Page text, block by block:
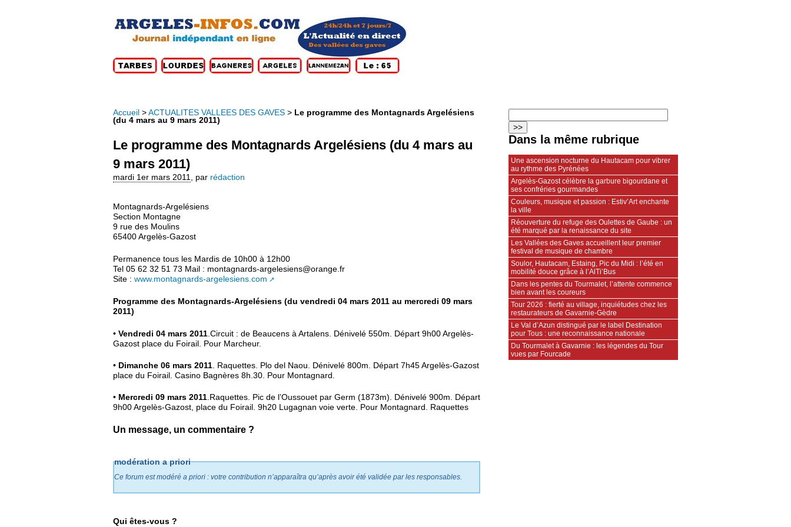
Accueil > ACTUALITES VALLEES DES GAVES > Le programme des Montagnards Argelésiens
(du 4 mars au 9 mars 2011)
Le programme des Montagnards Argelésiens (du 4 mars au
9 mars 2011)
mardi 1er mars 2011 par rédaction
Montagnards-Argelésiens
Section Montagne
9 rue des Moulins
65400 Argelès-Gazost
Permanence tous les Mardis de 10h00 à 12h00
Tel 05 62 32 51 73 Mail : montagnards-argelesiens@orange.fr
Site : www.montagnards-argelesiens.com
Programme des Montagnards-Argelésiens (du vendredi 04 mars 2011 au mercredi 09 mars
2011)
• Vendredi 04 mars 2011 .Circuit : de Beaucens à Artalens. Dénivelé 550m. Départ 9h00 Argelès-
Gazost place du Foirail. Pour Marcheur.
• Dimanche 06 mars 2011 . Raquettes. Plo del Naou. Dénivelé 800m. Départ 7h45 Argelès-Gazost
place du Foirail. Casino Bagnères 8h.30. Pour Montagnard.
• Mercredi 09 mars 2011.Raquettes. Pic de l’Oussouet par Germ (1873m). Dénivelé 900m. Départ
9h00 Argelès-Gazost, place du Foirail. 9h20 Lugagnan voie verte. Pour Montagnard. Raquettes
Un message, un commentaire ?
modération a priori
Ce forum est modéré a priori : votre contribution n’apparaîtra qu’après avoir été validée par les responsables.
Qui êtes-vous ?
Dans la même rubrique
Une ascension nocturne du Hautacam pour vibrer
au rythme des Pyrénées
Argelès-Gazost célèbre la garbure bigourdane et
ses confréries gourmandes
Couleurs, musique et passion : Estiv’Art enchante
la ville
Réouverture du refuge des Oulettes de Gaube : un
été marqué par la renaissance du site
Les Vallées des Gaves accueillent leur premier
festival de musique de chambre
Soulor, Hautacam, Estaing, Pic du Midi : l’été en
mobilité douce grâce à l’AlTi’Bus
Dans les pentes du Tourmalet, l’attente commence
bien avant les coureurs
Tour 2026 : fierté au village, inquiétudes chez les
restaurateurs de Gavarnie‑Gèdre
Le Val d’Azun distingué par le label Destination
pour Tous : une reconnaissance nationale
Du Tourmalet à Gavarnie : les légendes du Tour
vues par Fourcade